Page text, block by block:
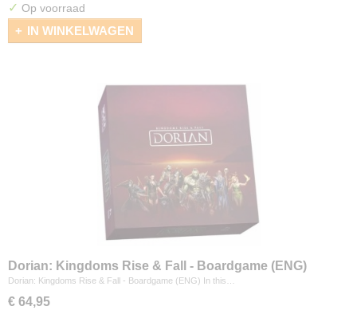
✓ Op voorraad
IN WINKELWAGEN
Dorian: Kingdoms Rise & Fall - Boardgame (ENG)
Dorian: Kingdoms Rise & Fall - Boardgame (ENG) In this…
€ 64,95